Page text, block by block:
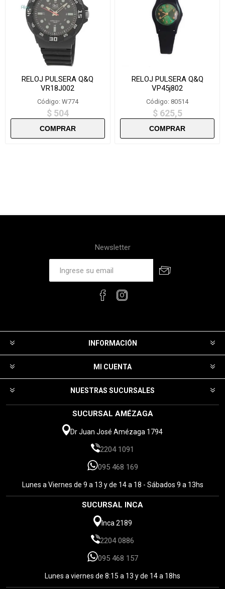
RELOJ PULSERA Q&Q
VR18J002
Código: W774
$ 504
RELOJ PULSERA Q&Q
VP45j802
Código: 80514
$ 625,5
Newsletter
INFORMACIÓN
MI CUENTA
NUESTRAS SUCURSALES
SUCURSAL AMÉZAGA
Dr Juan José Amézaga 1794
2204 1091
095 468 169
Lunes a Viernes de 9 a 13 y de 14 a 18 - Sábados 9 a 13hs
SUCURSAL INCA
Inca 2189
2204 0886
095 468 157
Lunes a viernes de 8:15 a 13 y de 14 a 18hs